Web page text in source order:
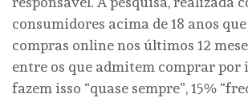
consumidores acima de 18 anos
compras online nos últimos 12
entre os que admitem comprar por
fazem isso “quase sempre”, 15%